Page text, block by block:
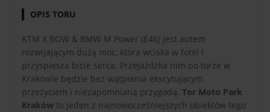
OPIS TORU
KTM X BOW & BMW M Power (E46) jest autem
rozwijającym dużą moc, która wciska w fotel i
przyspiesza bicie serca. Przejażdżka nim po torze w
Krakowie będzie bez wątpienia ekscytującym
przeżyciem i niezapomnianą przygodą. Tor Moto Park
Kraków to jeden z najnowocześniejszych obiektów tego